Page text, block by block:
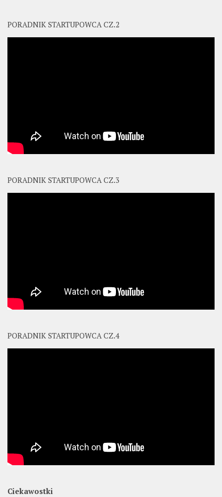
PORADNIK STARTUPOWCA CZ.2
PORADNIK STARTUPOWCA CZ.3
PORADNIK STARTUPOWCA CZ.4
Ciekawostki